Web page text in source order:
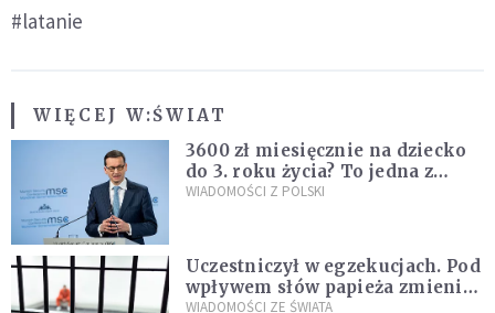
#latanie
WIĘCEJ W:ŚWIAT
3600 zł miesięcznie na dziecko
do 3. roku życia? To jedna z
propozycji programu "Rozwój
WIADOMOŚCI Z POLSKI
Uczestniczył w egzekucjach. Pod
wpływem słów papieża zmienił
zdanie
WIADOMOŚCI ZE ŚWIATA